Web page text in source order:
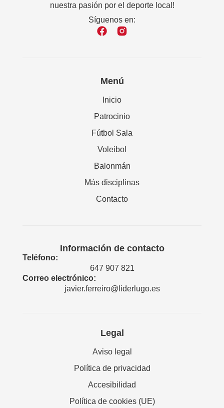
nuestra pasión por el deporte local!
Síguenos en:
Menú
Inicio
Patrocinio
Fútbol Sala
Voleibol
Balonmán
Más disciplinas
Contacto
Información de contacto
Teléfono:
647 907 821
Correo electrónico:
javier.ferreiro@liderlugo.es
Legal
Aviso legal
Política de privacidad
Accesibilidad
Política de cookies (UE)